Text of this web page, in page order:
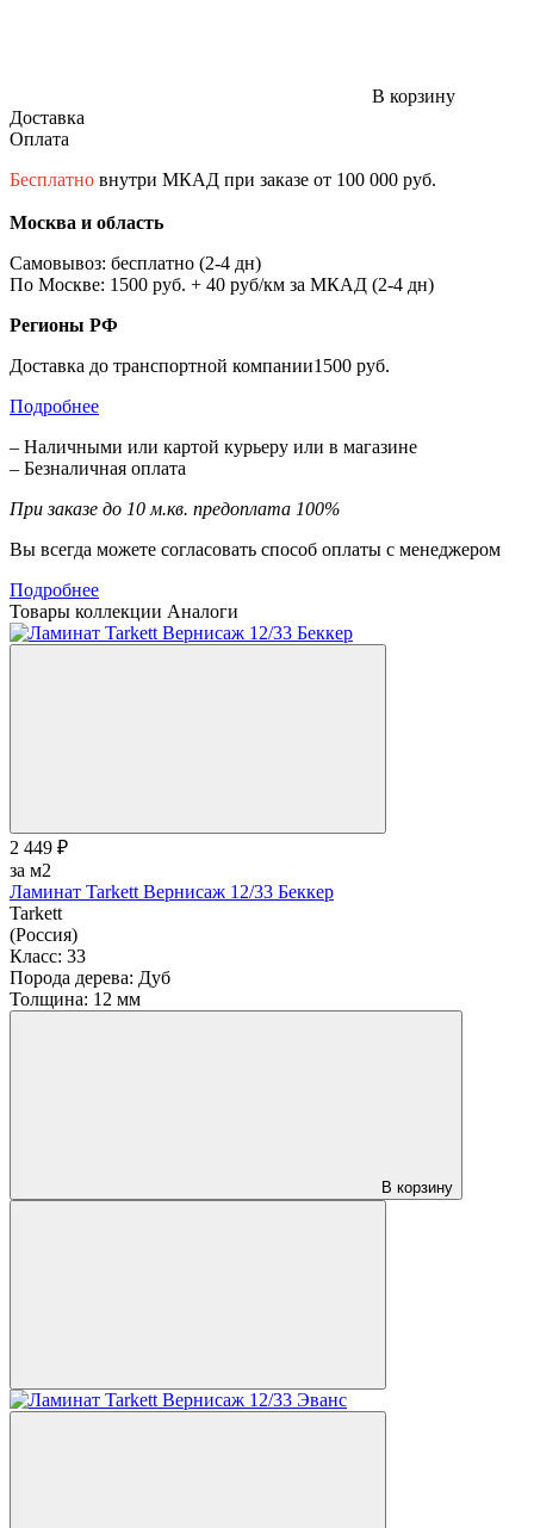
В корзину
Доставка
Оплата
Бесплатно внутри МКАД при заказе от 100 000 руб.
Москва и область
Самовывоз: бесплатно (2-4 дн)
По Москве: 1500 руб. + 40 руб/км за МКАД (2-4 дн)
Регионы РФ
Доставка до транспортной компании1500 руб.
Подробнее
– Наличными или картой курьеру или в магазине
– Безналичная оплата
При заказе до 10 м.кв. предоплата 100%
Вы всегда можете согласовать способ оплаты с менеджером
Подробнее
Товары коллекции Аналоги
2 449 ₽
за м2
Ламинат Tarkett Вернисаж 12/33 Беккер
Tarkett
(Россия)
Класс: 33
Порода дерева: Дуб
Толщина: 12 мм
В корзину